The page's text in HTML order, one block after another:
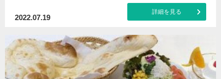
2022.07.19
詳細を見る